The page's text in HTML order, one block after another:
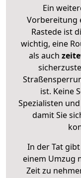
Ein
Vorbereitung
Rastede ist
wichtig, eine
als auch
ist. Keine
Spezialisten
damit Sie
In der Tat
einem Umzug
Zeit zu